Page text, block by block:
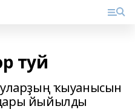
туй
ҡыуанысын
йыйылды